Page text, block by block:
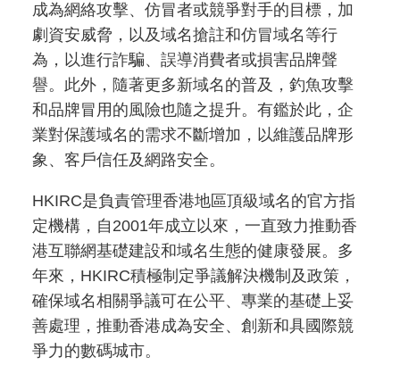
成為網絡攻擊、仿冒者或競爭對手的目標，加
劇資安威脅，以及域名搶註和仿冒域名等行
為，以進行詐騙、誤導消費者或損害品牌聲
譽。此外，隨著更多新域名的普及，釣魚攻擊
和品牌冒用的風險也隨之提升。有鑑於此，企
業對保護域名的需求不斷增加，以維護品牌形
象、客戶信任及網路安全。
HKIRC是負責管理香港地區頂級域名的官方指
定機構，自2001年成立以來，一直致力推動香
港互聯網基礎建設和域名生態的健康發展。多
年來，HKIRC積極制定爭議解決機制及政策，
確保域名相關爭議可在公平、專業的基礎上妥
善處理，推動香港成為安全、創新和具國際競
爭力的數碼城市。